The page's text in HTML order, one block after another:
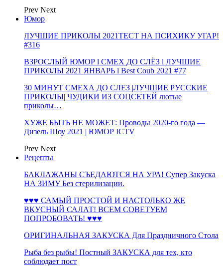
Prev Next
Юмор
ЛУЧШИЕ ПРИКОЛЫ 2021ТЕСТ НА ПСИХИКУ УГАР!
#316
ВЗРОСЛЫЙ ЮМОР l СМЕХ ДО СЛЁЗ l ЛУЧШИЕ
ПРИКОЛЫ 2021 ЯНВАРЬ l Best Coub 2021 #77
30 МИНУТ СМЕХА ДО СЛЕЗ |ЛУЧШИЕ РУССКИЕ
ПРИКОЛЫ| ЧУДИКИ ИЗ СОЦСЕТЕЙ лютые
приколы…
ХУЖЕ БЫТЬ НЕ МОЖЕТ: Проводы 2020-го года —
Дизель Шоу 2021 | ЮМОР ICTV
Prev Next
Рецепты
БАКЛАЖАНЫ СЪЕДАЮТСЯ НА УРА! Супер Закуска
НА ЗИМУ Без стерилизации.
♥♥♥ САМЫЙ ПРОСТОЙ И НАСТОЛЬКО ЖЕ
ВКУСНЫЙ САЛАТ! ВСЕМ СОВЕТУЕМ
ПОПРОБОВАТЬ! ♥♥♥
ОРИГИНАЛЬНАЯ ЗАКУСКА Для Праздничного Стола
Рыба без рыбы! Постный ЗАКУСКА для тех, кто
соблюдает пост